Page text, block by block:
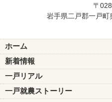
〒
岩手県二戸郡一戸
ホーム
新着情報
一戸リアル
一戸就農ストーリー